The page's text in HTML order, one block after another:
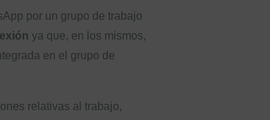
por un grupo de trabajo
ya que, en los mismos,
en el grupo de
relativas al trabajo,